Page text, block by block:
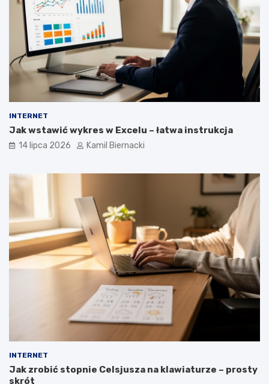
INTERNET
Jak wstawić wykres w Excelu – łatwa instrukcja
14 lipca 2026 Kamil Biernacki
INTERNET
Jak zrobić stopnie Celsjusza na klawiaturze – prosty
skrót